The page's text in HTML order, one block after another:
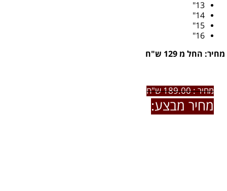
13"
14"
15"
16"
מחיר: החל מ 129 ש"ח
מחיר : 189.00 ש"ח
מחיר מבצע: